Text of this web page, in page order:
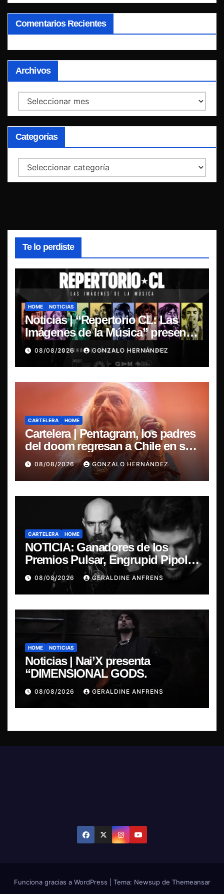
Comentarios Recientes
Archivos
Archivos
Categorías
Categorías
Te lo perdiste
HOME NOTICIAS
Noticias | “Repertorio CL: Las
Imágenes de la Música” presenta
la esencia del nuevo sonido
nacional
08/08/2026 GONZALO HERNÁNDEZ
CARTELERA HOME
Cartelera | Pentagram, los padres
del doom regresan a Chile en su
última misa
08/08/2026 GONZALO HERNÁNDEZ
CARTELERA HOME
NOTICIA: Ganadores de los
Premios Pulsar, Engrupid Pipol
presentan show exclusivo.
08/08/2026 GERALDINE ANFRENS
HOME NOTICIAS
Noticias | Nai’X presenta
“DIMENSIONAL GODS.
08/08/2026 GERALDINE ANFRENS
Funciona gracias a WordPress Tema: Newsup de Themeansar